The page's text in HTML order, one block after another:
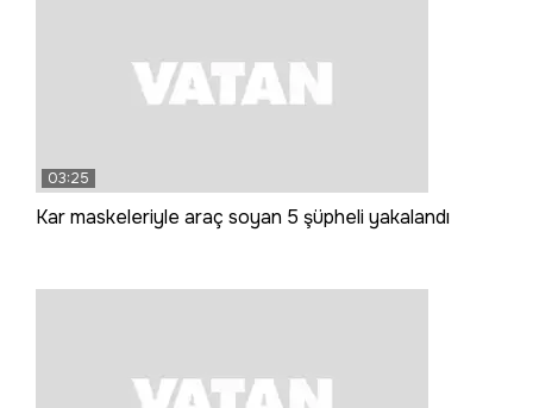
03:25
Kar maskeleriyle araç soyan 5 şüpheli yakalandı